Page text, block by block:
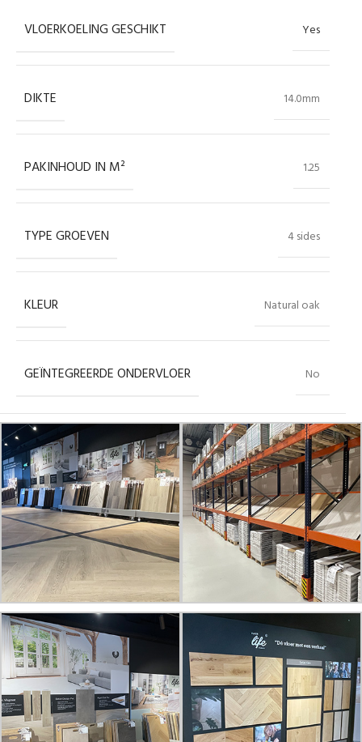
VLOERKOELING GESCHIKT Yes
DIKTE 14.0mm
PAKINHOUD IN M² 1.25
TYPE GROEVEN 4 sides
KLEUR Natural oak
GEÏNTEGREERDE ONDERVLOER No